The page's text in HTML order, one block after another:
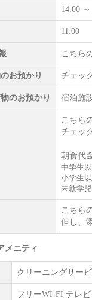
14:00
11:00
こちら
お預かり チェッ
のお預かり 宿泊施
こちら
チェッ
朝食代
中学生
小学生
未就学児
こちら
但し、
メニティ
クリーニングサー
フリーWI‐FI テレ